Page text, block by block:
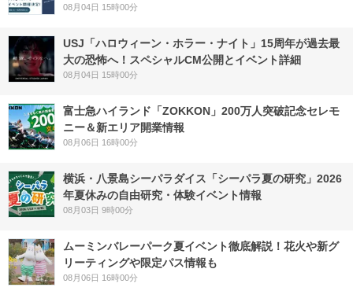
08月04日 15時00分
USJ「ハロウィーン・ホラー・ナイト」15周年が過去最
大の恐怖へ！スペシャルCM公開とイベント詳細
08月04日 15時00分
富士急ハイランド「ZOKKON」200万人突破記念セレモ
ニー＆新エリア開業情報
08月06日 16時00分
横浜・八景島シーパラダイス「シーパラ夏の研究」2026
年夏休みの自由研究・体験イベント情報
08月03日 9時00分
ムーミンバレーパーク夏イベント徹底解説！花火や新グ
リーティングや限定パス情報も
08月06日 16時00分